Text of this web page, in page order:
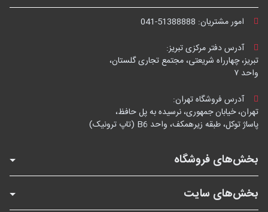
امور مشتریان: 041-51388888
آدرس دفتر مرکزی تبریز:
تبریز، چهارراه شریعتی، مجتمع تجاری گلستان،
واحد ۷
آدرس فروشگاه تهران:
تهران، خیابان جمهوری، نرسیده به پل حافظ،
پاساژ توکل، طبقه زیرهمکف، واحد B6 (تاپ ترونیک)
بخش‌های فروشگاه
بخش‌های سایت